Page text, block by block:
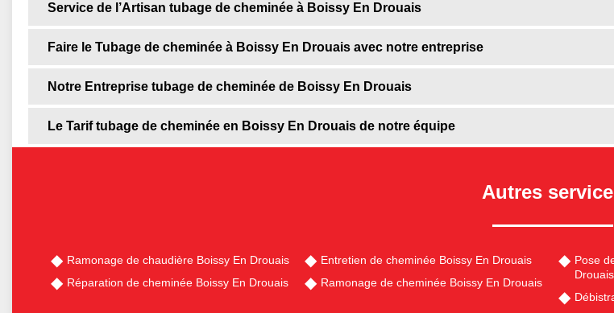
Service de l’Artisan tubage de cheminée à Boissy En Drouais
Faire le Tubage de cheminée à Boissy En Drouais avec notre entreprise
Notre Entreprise tubage de cheminée de Boissy En Drouais
Le Tarif tubage de cheminée en Boissy En Drouais de notre équipe
Autres
Ramonage de chaudière Boissy En Drouais
Réparation de cheminée Boissy En Drouais
Entretien de cheminée Boissy En Drouais
Ramonage de cheminée Boissy En Drouais
Pose
Drouais